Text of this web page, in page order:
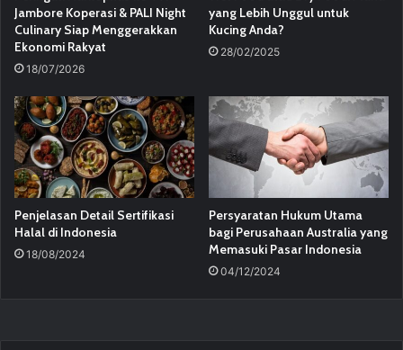
Jambore Koperasi & PALI Night
Culinary Siap Menggerakkan
Ekonomi Rakyat
18/07/2026
yang Lebih Unggul untuk
Kucing Anda?
28/02/2025
Penjelasan Detail Sertifikasi
Halal di Indonesia
18/08/2024
Persyaratan Hukum Utama
bagi Perusahaan Australia yang
Memasuki Pasar Indonesia
04/12/2024